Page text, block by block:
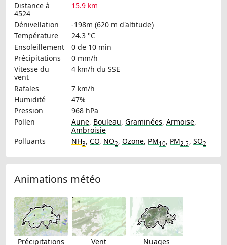
Distance à
4524
15.9 km
Dénivellation
-198m (620 m d'altitude)
Température
24.3 °C
Ensoleillement
0 de 10 min
Précipitations
0 mm/h
Vitesse du
vent
4 km/h du SSE
Rafales
7 km/h
Humidité
47%
Pression
968 hPa
Pollen
Aune, Bouleau, Graminées, Armoise,
Ambroisie
Polluants
NH3, CO, NO2, Ozone, PM10, PM2.5, SO2
Animations météo
Précipitations Vent Nuages